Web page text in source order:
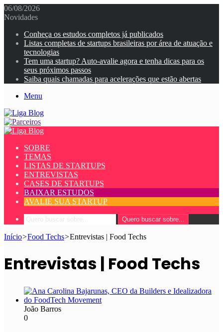
06/08/2026
Novidades
Conheça os estudos completos já publicados
Listas completas de startups brasileiras por área de atuação e
tecnologias
Tem uma startup? Auto-avalie agora e tenha dicas para os
seus próximos passos
Saiba quais chamadas para acelerações que estão abertas
Menu
SOBRE
TEMAS
LISTAS DE STARTUPS
ENTREVISTAS
CASES DE STARTUPS
BAIXAR ESTUDOS
AVALIE SUA STARTUP
Quero buscar sobre...
Início>Food Techs>Entrevistas | Food Techs
Entrevistas | Food Techs
João Barros
0